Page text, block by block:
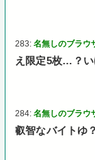
283:名無しのブラウ
え限定5枚…？い
284:名無しのブラウ
叡智なバイトゆ？